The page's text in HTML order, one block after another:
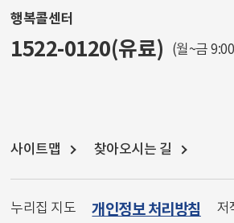
행복콜센터
1522-0120(유료) (월~금
사이트맵 찾아오시는 길
누리집 지도 개인정보 처리방침 저